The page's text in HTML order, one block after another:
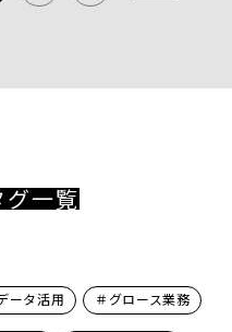
グ一覧
ータ活用 ＃グロース業務